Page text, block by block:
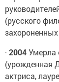
(русского
· 2004Умерла
(урожденная
актриса,